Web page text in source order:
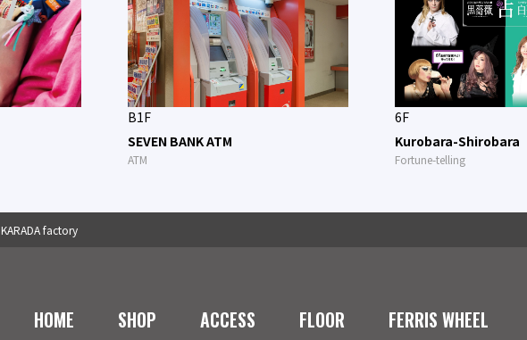
B1F
SEVEN BANK ATM
ATM
6F
Kurobara-Shirobara
Fortune-telling
KARADA factory
HOME SHOP ACCESS FLOOR FERRIS WHEEL